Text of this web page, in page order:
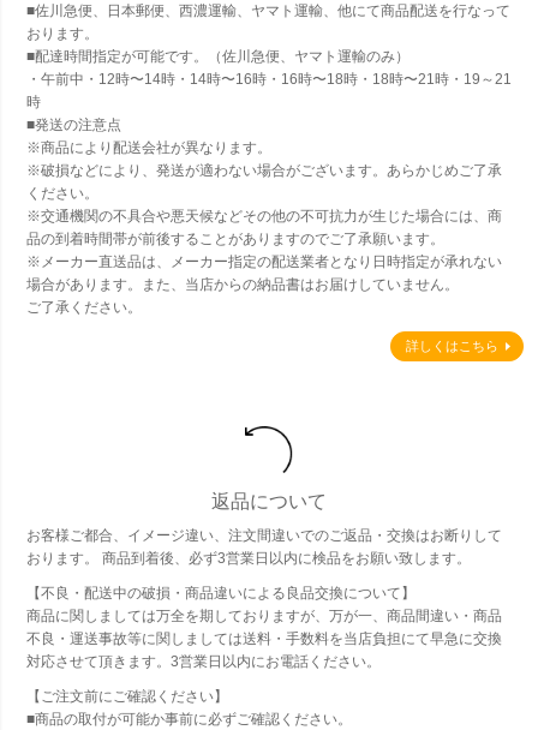
■佐川急便、日本郵便、西濃運輸、ヤマト運輸、他にて商品配送を行なって
おります。
■配達時間指定が可能です。（佐川急便、ヤマト運輸のみ）
・午前中・12時〜14時・14時〜16時・16時〜18時・18時〜21時・19～21
時
■発送の注意点
※商品により配送会社が異なります。
※破損などにより、発送が適わない場合がございます。あらかじめご了承
ください。
※交通機関の不具合や悪天候などその他の不可抗力が生じた場合には、商
品の到着時間帯が前後することがありますのでご了承願います。
※メーカー直送品は、メーカー指定の配送業者となり日時指定が承れない
場合があります。また、当店からの納品書はお届けしていません。
ご了承ください。
詳しくはこちら
返品について
お客様ご都合、イメージ違い、注文間違いでのご返品・交換はお断りして
おります。 商品到着後、必ず3営業日以内に検品をお願い致します。
【不良・配送中の破損・商品違いによる良品交換について】
商品に関しましては万全を期しておりますが、万が一、商品間違い・商品
不良・運送事故等に関しましては送料・手数料を当店負担にて早急に交換
対応させて頂きます。3営業日以内にお電話ください。
【ご注文前にご確認ください】
■商品の取付が可能か事前に必ずご確認ください。